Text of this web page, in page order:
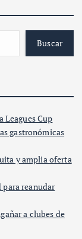
Buscar
Leagues Cup
gastronómicas
y amplia oferta
para reanudar
a clubes de